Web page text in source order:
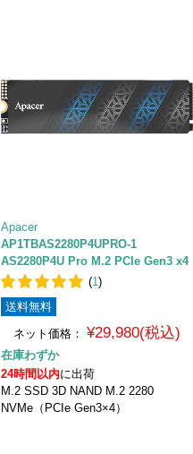
Apacer
AP1TBAS2280P4UPRO-1
AS2280P4U Pro M.2 PCIe Gen3 x4
(1)
送料無料
ネット価格：
¥29,980(税込)
在庫わずか
24時間以内に出荷
M.2 SSD 3D NAND M.2 2280
NVMe（PCIe Gen3×4）